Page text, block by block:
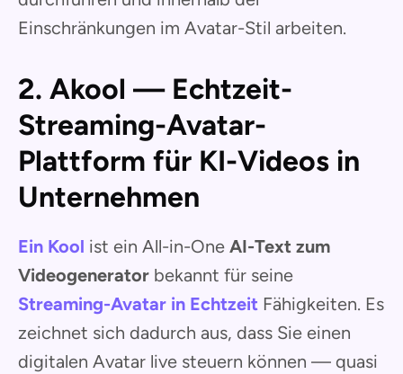
Einschränkungen im Avatar-Stil arbeiten.
2. Akool — Echtzeit-
Streaming-Avatar-
Plattform für KI-Videos in
Unternehmen
Ein Kool ist ein All-in-One AI-Text zum
Videogenerator bekannt für seine
Streaming-Avatar in Echtzeit Fähigkeiten. Es
zeichnet sich dadurch aus, dass Sie einen
digitalen Avatar live steuern können — quasi